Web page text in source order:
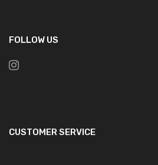
FOLLOW US
CUSTOMER SERVICE